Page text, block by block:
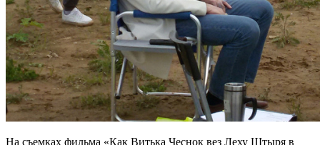
На съемках фильма «Как Витька Чеснок вез Леху Штыря в